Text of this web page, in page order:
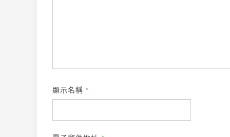
顯示名稱 *